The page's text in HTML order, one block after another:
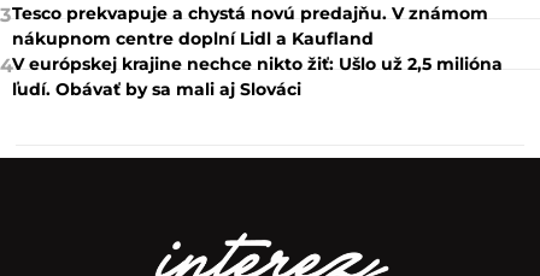
3Tesco prekvapuje a chystá novú predajňu. V známom
nákupnom centre doplní Lidl a Kaufland
4V európskej krajine nechce nikto žiť: Ušlo už 2,5 milióna
ľudí. Obávať by sa mali aj Slováci